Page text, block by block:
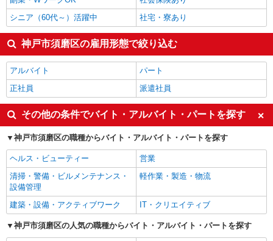
シニア（60代～）活躍中
社宅・寮あり
神戸市須磨区の雇用形態で絞り込む
アルバイト
パート
正社員
派遣社員
その他の条件でバイト・アルバイト・パートを探す
神戸市須磨区の職種からバイト・アルバイト・パートを探す
ヘルス・ビューティー
営業
清掃・警備・ビルメンテナンス・
設備管理
軽作業・製造・物流
建築・設備・アクティブワーク IT・クリエイティブ
神戸市須磨区の人気の職種からバイト・アルバイト・パートを探す